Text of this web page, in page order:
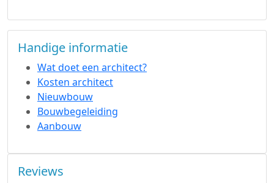
Handige informatie
Wat doet een architect?
Kosten architect
Nieuwbouw
Bouwbegeleiding
Aanbouw
Reviews